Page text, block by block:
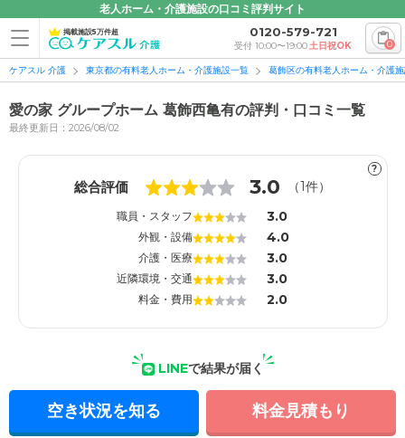
老人ホーム・介護施設の口コミ評判サイト
掲載施設5万件超 0120-579-721
受付 10:00〜19:00土日祝OK 0
ケアスル 介護 東京都の有料老人ホーム・介護施設一覧 葛飾区の有料老人ホーム・介護
愛の家 グループホーム 葛飾西亀有の評判・口コミ一覧
最終更新日：2026/08/02
?
総合評価 3.0 （1件）
職員・スタッフ 3.0
外観・設備 4.0
介護・医療 3.0
近隣環境・交通 3.0
料金・費用 2.0
LINEで結果が届く
空き状況を知る 料金見積もり